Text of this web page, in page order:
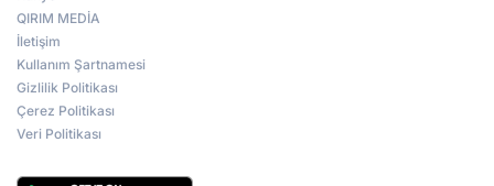
QIRIM MEDİA
İletişim
Kullanım Şartnamesi
Gizlilik Politikası
Çerez Politikası
Veri Politikası